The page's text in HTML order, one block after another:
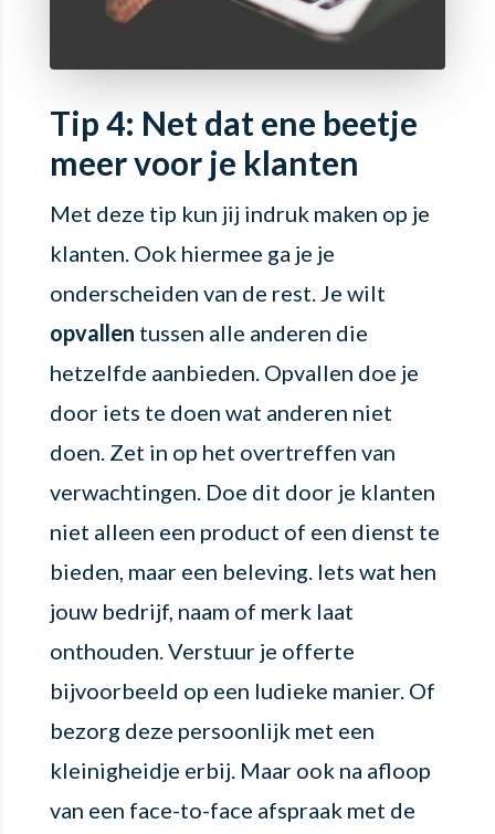
Tip 4: Net dat ene beetje
meer voor je klanten
Met deze tip kun jij indruk maken op je
klanten. Ook hiermee ga je je
onderscheiden van de rest. Je wilt
opvallen tussen alle anderen die
hetzelfde aanbieden. Opvallen doe je
door iets te doen wat anderen niet
doen. Zet in op het overtreffen van
verwachtingen. Doe dit door je klanten
niet alleen een product of een dienst te
bieden, maar een beleving. Iets wat hen
jouw bedrijf, naam of merk laat
onthouden. Verstuur je offerte
bijvoorbeeld op een ludieke manier. Of
bezorg deze persoonlijk met een
kleinigheidje erbij. Maar ook na afloop
van een face-to-face afspraak met de